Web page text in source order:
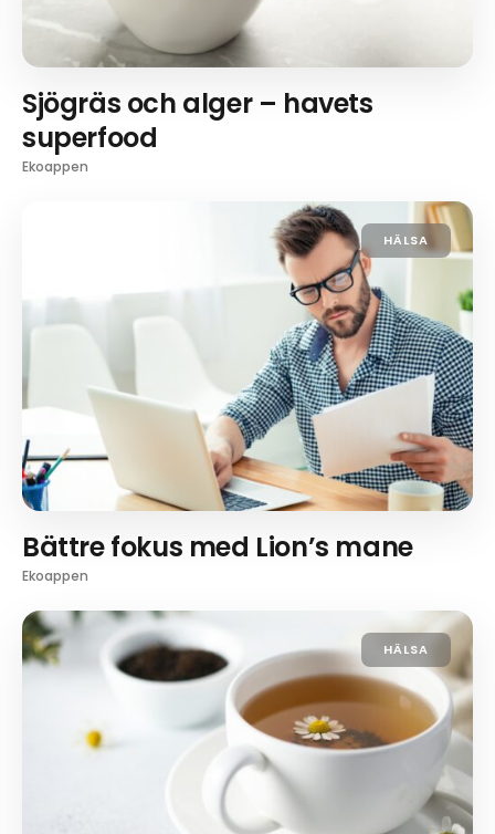
Sjögräs och alger – havets
superfood
Ekoappen
HÄLSA
Bättre fokus med Lion’s mane
Ekoappen
HÄLSA